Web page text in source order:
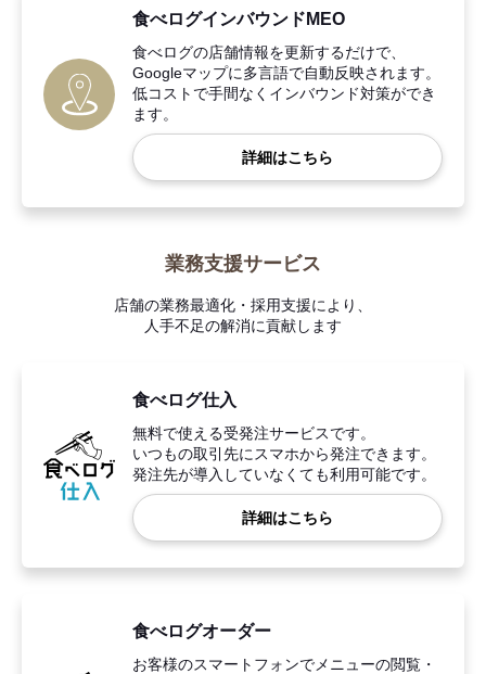
食べログインバウンドMEO
食べログの店舗情報を更新するだけで、
Googleマップに多言語で自動反映されます。
低コストで手間なくインバウンド対策ができ
ます。
詳細はこちら
業務支援サービス
店舗の業務最適化・採用支援により、
人手不足の解消に貢献します
食べログ仕入
無料で使える受発注サービスです。
いつもの取引先にスマホから発注できます。
発注先が導入していなくても利用可能です。
詳細はこちら
食べログオーダー
お客様のスマートフォンでメニューの閲覧・